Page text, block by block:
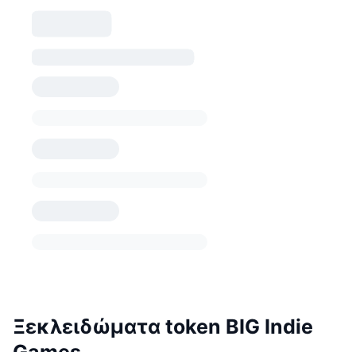
Ξεκλειδώματα token BIG Indie